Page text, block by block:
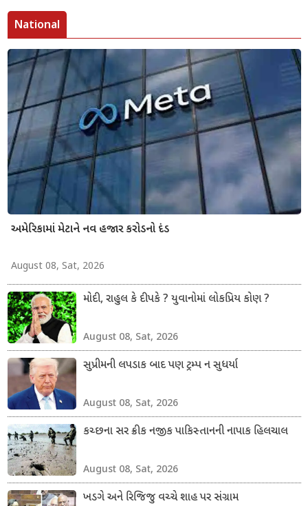
National
અમેરિકામાં મેટાને નવ હજાર કરોડનો દંડ
August 08, Sat, 2026
મોદી, રાહુલ કે દીપકે ? યુવાનોમાં લોકપ્રિય કોણ ?
August 08, Sat, 2026
સુપ્રીમની લપડાક બાદ પણ ટ્રમ્પ ન સુધર્યા
August 08, Sat, 2026
કચ્છના સર ક્રીક નજીક પાકિસ્તાનની નાપાક હિલચાલ
August 08, Sat, 2026
ખડગે અને રિજિજુ વચ્ચે શાહ પર સંગ્રામ